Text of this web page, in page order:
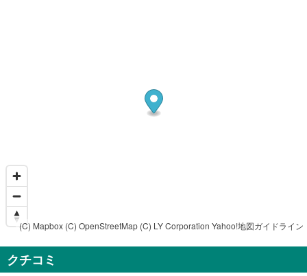
(C) Mapbox (C) OpenStreetMap (C) LY Corporation Yahoo!地図ガイドライン
クチコミ